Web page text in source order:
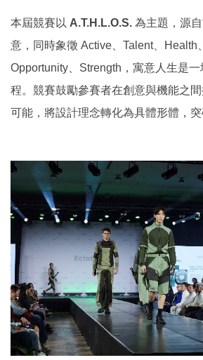
本屆競賽以 A.T.H.L.O.S. 為主題，源
意，同時象徵 Active、Talent、Health
Opportunity、Strength，寓意人生是
程。競賽鼓勵參賽者在創意與機能之
可能，將設計理念轉化為具體形體，突